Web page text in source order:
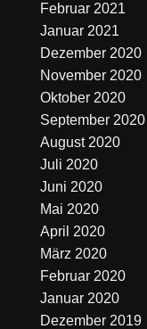
Februar 2021
Januar 2021
Dezember 2020
November 2020
Oktober 2020
September 2020
August 2020
Juli 2020
Juni 2020
Mai 2020
April 2020
März 2020
Februar 2020
Januar 2020
Dezember 2019